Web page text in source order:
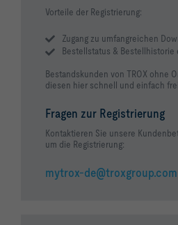
Vorteile der Registrierung:
Zugang zu umfangreichen
Bestellstatus & Bestellhistorie
Bestandskunden von TROX ohne
diesen hier schnell und einfach
Fragen zur Registrierung
Kontaktieren Sie unsere
um die Registrierung:
mytrox-de@troxgroup.com